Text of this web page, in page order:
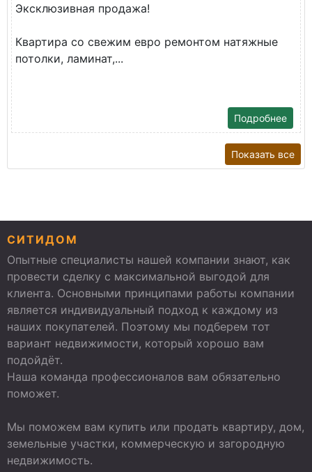
Эксклюзивная продажа!
Квартира со свежим евро ремонтом натяжные
потолки, ламинат,...
Подробнее
Показать все
СИТИДОМ
Опытные специалисты нашей компании знают, как
провести сделку с максимальной выгодой для
клиента. Основными принципами работы компании
является индивидуальный подход к каждому из
наших покупателей. Поэтому мы подберем тот
вариант недвижимости, который хорошо вам
подойдёт.
Наша команда профессионалов вам обязательно
поможет.
Мы поможем вам купить или продать квартиру, дом,
земельные участки, коммерческую и загородную
недвижимость.